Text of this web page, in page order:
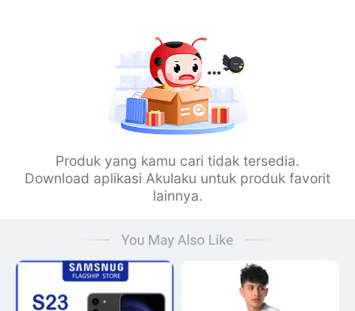
Produk yang kamu cari tidak tersedia.
Download aplikasi Akulaku untuk produk favorit
lainnya.